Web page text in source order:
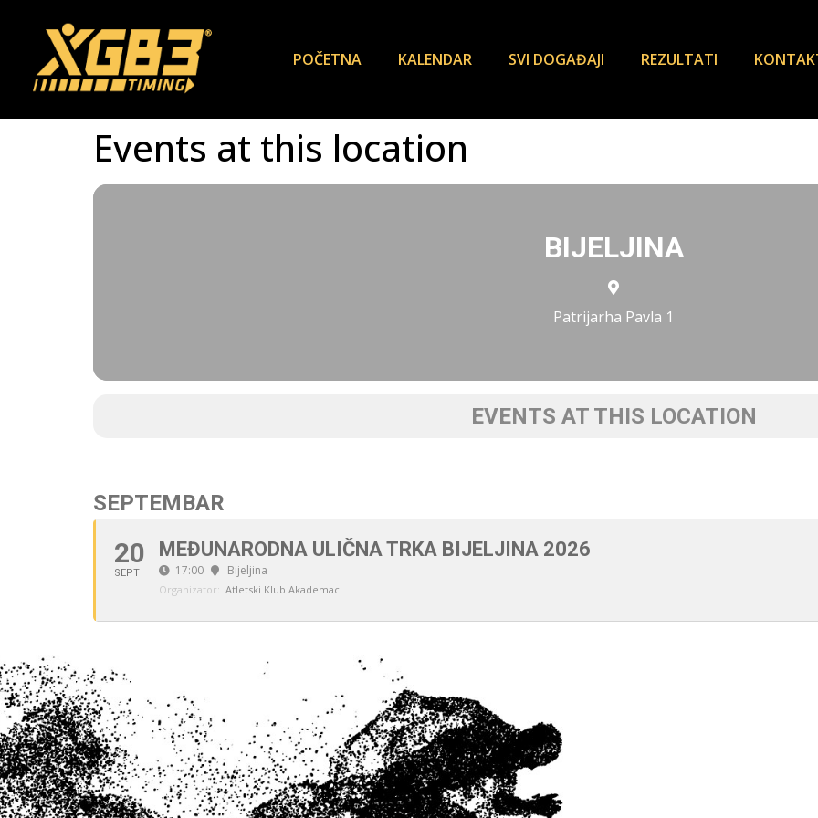
POČETNA KALENDAR SVI DOGAĐAJI REZULTATI
Events at this location
BIJELJINA
Patrijarha Pavla 1
EVENTS AT THIS LOCATION
SEPTEMBAR
20
SEPT
MEĐUNARODNA ULIČNA TRKA BIJELJINA 2026
17:00 Bijeljina
Organizator: Atletski Klub Akademac